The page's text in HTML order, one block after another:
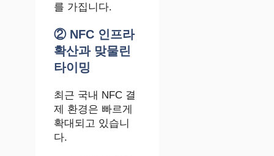
를 가집니다.
② NFC 인프라
확산과 맞물린
타이밍
최근 국내 NFC 결
제 환경은 빠르게
확대되고 있습니
다.